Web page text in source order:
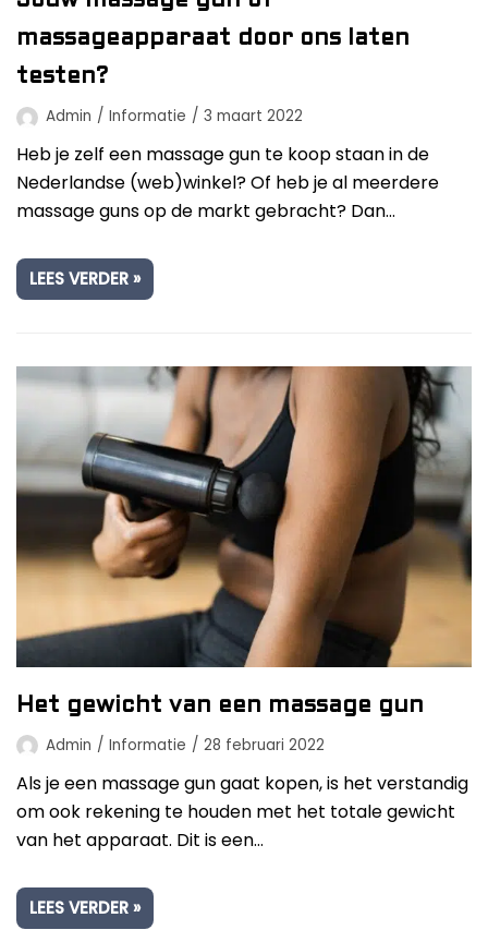
massageapparaat door ons laten
testen?
Admin
Informatie 3 maart 2022
Heb je zelf een massage gun te koop staan in de
Nederlandse (web)winkel? Of heb je al meerdere
massage guns op de markt gebracht? Dan…
LEES VERDER »
Het gewicht van een massage gun
Admin
Informatie 28 februari 2022
Als je een massage gun gaat kopen, is het verstandig
om ook rekening te houden met het totale gewicht
van het apparaat. Dit is een…
LEES VERDER »